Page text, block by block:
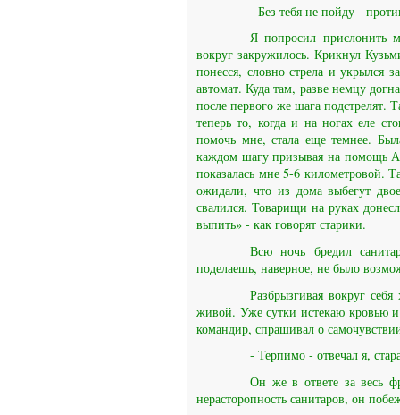
- Без тебя не пойду -
Я попросил прислонить
вокруг закружилось. Крикнул
понесся, словно стрела и укрылся
автомат. Куда там, разве немцу
после первого же шага подстрелят.
теперь то, когда и на ногах еле
помочь мне, стала еще темнее.
каждом шагу призывая на помощь
показалась мне 5-6 километровой.
ожидали, что из дома выбегут
свалился. Товарищи на руках
выпить» - как говорят старики.
Всю ночь бредил
поделаешь, наверное, не было
Разбрызгивая вокруг
живой. Уже сутки истекаю кровью
командир, спрашивал о
- Терпимо - отвечал я,
Он же в ответе за весь
нерасторопность санитаров, он